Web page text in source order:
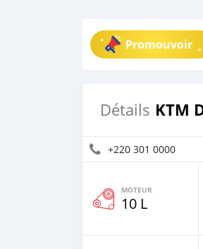
Promouvoir
Détails KTM
+220 301 0000
MOTEUR
10 L